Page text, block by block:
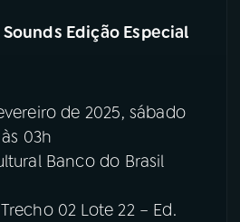
Sounds Edição Especial
de 2025, sábado
03h
Banco do Brasil
02 Lote 22 – Ed.